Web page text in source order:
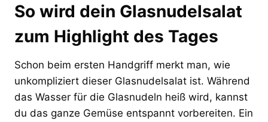
So wird dein Glasnudelsalat
zum Highlight des Tages
Schon beim ersten Handgriff merkt man, wie
unkompliziert dieser Glasnudelsalat ist. Während
das Wasser für die Glasnudeln heiß wird, kannst
du das ganze Gemüse entspannt vorbereiten. Ein